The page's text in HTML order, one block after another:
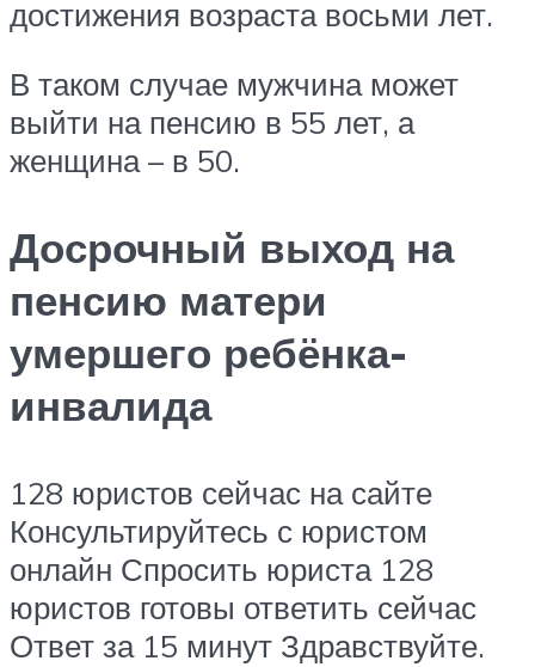
достижения возраста восьми лет.
В таком случае мужчина может
выйти на пенсию в 55 лет, а
женщина – в 50.
Досрочный выход на
пенсию матери
умершего ребёнка-
инвалида
128 юристов сейчас на сайте
Консультируйтесь с юристом
онлайн Спросить юриста 128
юристов готовы ответить сейчас
Ответ за 15 минут Здравствуйте.